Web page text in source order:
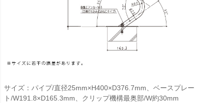
サイズ：パイプ/直径25mm×H400×D376.7mm、ベースプレー
ト/W191.8×D165.3mm、クリップ機構最奥部/W約30mm